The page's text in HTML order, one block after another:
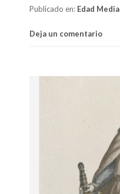
Publicado en: Edad Media
Deja un comentario